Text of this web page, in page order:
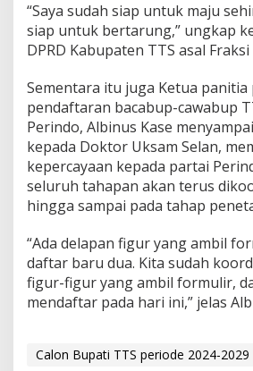
“Saya sudah siap untuk maju
siap untuk bertarung,” ungkap
DPRD Kabupaten TTS asal Fraksi
Sementara itu juga Ketua panitia
pendaftaran bacabup-cawabup
Perindo, Albinus Kase
kepada Doktor Uksam Selan,
kepercayaan kepada partai
seluruh tahapan akan terus
hingga sampai pada tahap
“Ada delapan figur yang ambil
daftar baru dua. Kita sudah
figur-figur yang ambil formulir,
mendaftar pada hari ini,” jelas
Calon Bupati TTS periode 2024-2029